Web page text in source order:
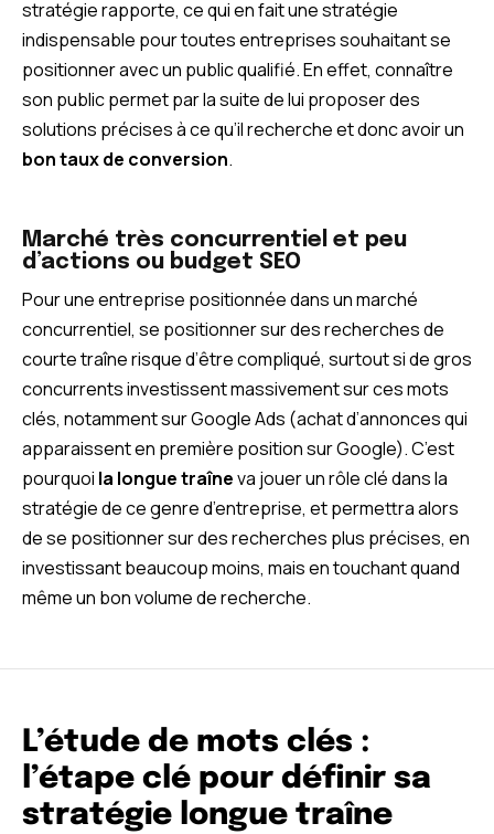
stratégie rapporte, ce qui en fait une stratégie
indispensable pour toutes entreprises souhaitant se
positionner avec un public qualifié. En effet, connaître
son public permet par la suite de lui proposer des
solutions précises à ce qu’il recherche et donc avoir un
bon taux de conversion.
Marché très concurrentiel et peu
d’actions ou budget SEO
Pour une entreprise positionnée dans un marché
concurrentiel, se positionner sur des recherches de
courte traîne risque d’être compliqué, surtout si de gros
concurrents investissent massivement sur ces mots
clés, notamment sur Google Ads (achat d’annonces qui
apparaissent en première position sur Google). C’est
pourquoi la longue traîneva jouer un rôle clé dans la
stratégie de ce genre d’entreprise, et permettra alors
de se positionner sur des recherches plus précises, en
investissant beaucoup moins, mais en touchant quand
même un bon volume de recherche.
L’étude de mots clés :
l’étape clé pour définir sa
stratégie longue traîne